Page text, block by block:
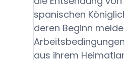
spanischen
deren Beginn
aus ihrem